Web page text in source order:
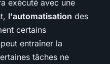
exécuté avec une
l'automatisation des
certains
entraîner la
tâches ne